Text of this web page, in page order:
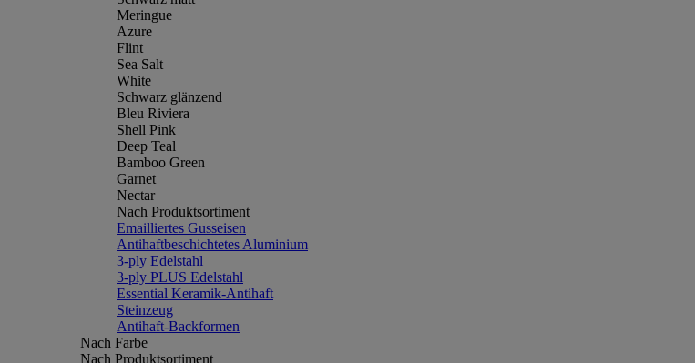
Meringue
Azure
Flint
Sea Salt
White
Schwarz glänzend
Bleu Riviera
Shell Pink
Deep Teal
Bamboo Green
Garnet
Nectar
Nach Produktsortiment
Emailliertes Gusseisen
Antihaftbeschichtetes Aluminium
3-ply Edelstahl
3-ply PLUS Edelstahl
Essential Keramik-Antihaft
Steinzeug
Antihaft-Backformen
Nach Farbe
Nach Produktsortiment